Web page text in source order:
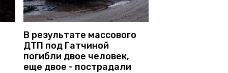
В результате массового
ДТП под Гатчиной
погибли двое человек,
еще двое - пострадали